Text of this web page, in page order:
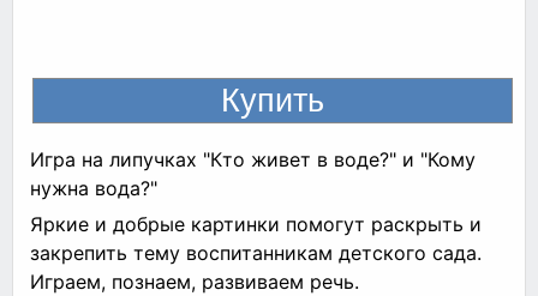
Игра на липучках "Кто живет в воде?" и "Кому
нужна вода?"
Яркие и добрые картинки помогут раскрыть и
закрепить тему воспитанникам детского сада.
Играем, познаем, развиваем речь.